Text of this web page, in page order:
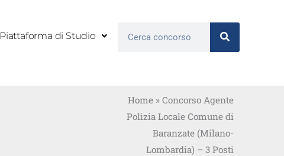
Piattaforma di Studio Cerca
Home» Concorso Agente
Polizia Locale Comune di
Baranzate (Milano-
Lombardia) – 3 Posti